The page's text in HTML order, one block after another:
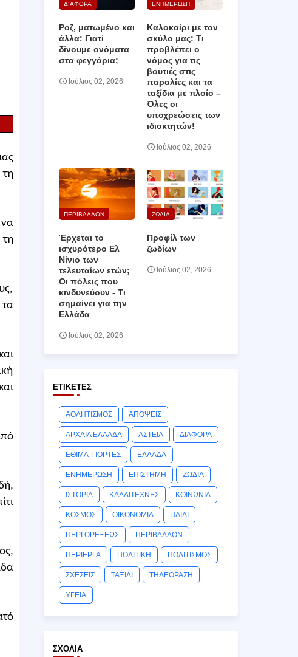
τη
ΔΙΑΦΟΡΑ
Ροζ, ματωμένο και
άλλα: Γιατί
δίνουμε ονόματα
στα φεγγάρια;
Ιούλιος 02, 2026
ΕΝΗΜΕΡΩΣΗ
Καλοκαίρι με τον
σκύλο μας: Τι
προβλέπει ο
νόμος για τις
βουτιές στις
παραλίες και τα
ταξίδια με πλοίο –
Όλες οι
υποχρεώσεις των
ιδιοκτητών!
Ιούλιος 02, 2026
ΠΕΡΙΒΑΛΛΟΝ
Έρχεται το
ισχυρότερο Ελ
Νίνιο των
τελευταίων ετών;
Οι πόλεις που
κινδυνεύουν ‑ Τι
σημαίνει για την
Ελλάδα
Ιούλιος 02, 2026
ΖΩΔΙΑ
Προφίλ των
ζωδίων
Ιούλιος 02, 2026
ΕΤΙΚΈΤΕΣ
ΑΘΛΗΤΙΣΜΟΣ ΑΠΟΨΕΙΣ
ΑΡΧΑΙΑ ΕΛΛΑΔΑ ΑΣΤΕΙΑ ΔΙΑΦΟΡΑ
ΕΘΙΜΑ-ΓΙΟΡΤΕΣ ΕΛΛΑΔΑ
ΕΝΗΜΕΡΩΣΗ ΕΠΙΣΤΗΜΗ ΖΩΔΙΑ
ΙΣΤΟΡΙΑ ΚΑΛΛΙΤΕΧΝΕΣ ΚΟΙΝΩΝΙΑ
ΚΟΣΜΟΣ ΟΙΚΟΝΟΜΙΑ ΠΑΙΔΙ
ΠΕΡΙ ΟΡΕΞΕΩΣ ΠΕΡΙΒΑΛΛΟΝ
ΠΕΡΙΕΡΓΑ ΠΟΛΙΤΙΚΗ ΠΟΛΙΤΙΣΜΟΣ
ΣΧΕΣΕΙΣ ΤΑΞΙΔΙ ΤΗΛΕΟΡΑΣΗ
ΥΓΕΙΑ
ΣΧΌΛΙΑ